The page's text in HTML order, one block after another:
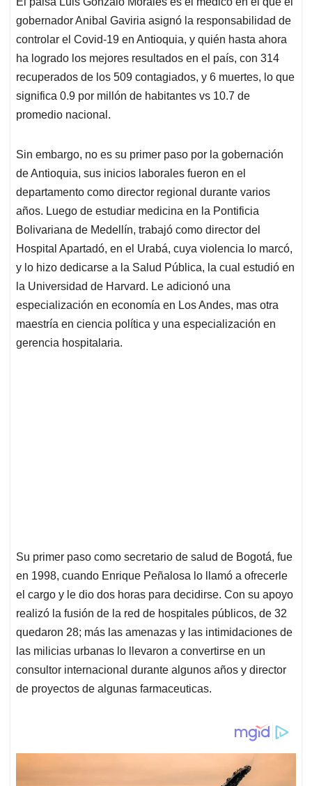
s
A
p
p
b
o
o
k
e
d
I
n
a
d
s
gobernador Anibal Gaviria asignó la responsabilidad de
controlar el Covid-19 en Antioquia, y quién hasta ahora
ha logrado los mejores resultados en el país, con 314
recuperados de los 509 contagiados, y 6 muertes, lo que
significa 0.9 por millón de habitantes vs 10.7 de
promedio nacional.
Sin embargo, no es su primer paso por la gobernación
de Antioquia, sus inicios laborales fueron en el
departamento como director regional durante varios
años. Luego de estudiar medicina en la Pontificia
Bolivariana de Medellín, trabajó como director del
Hospital Apartadó, en el Urabá, cuya violencia lo marcó,
y lo hizo dedicarse a la Salud Pública, la cual estudió en
la Universidad de Harvard. Le adicionó una
especialización en economía en Los Andes, mas otra
maestría en ciencia política y una especialización en
gerencia hospitalaria.
Su primer paso como secretario de salud de Bogotá, fue
en 1998, cuando Enrique Peñalosa lo llamó a ofrecerle
el cargo y le dio dos horas para decidirse. Con su apoyo
realizó la fusión de la red de hospitales públicos, de 32
quedaron 28; más las amenazas y las intimidaciones de
las milicias urbanas lo llevaron a convertirse en un
consultor internacional durante algunos años y director
de proyectos de algunas farmaceuticas.